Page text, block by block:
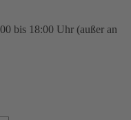
bis 18:00 Uhr (außer an